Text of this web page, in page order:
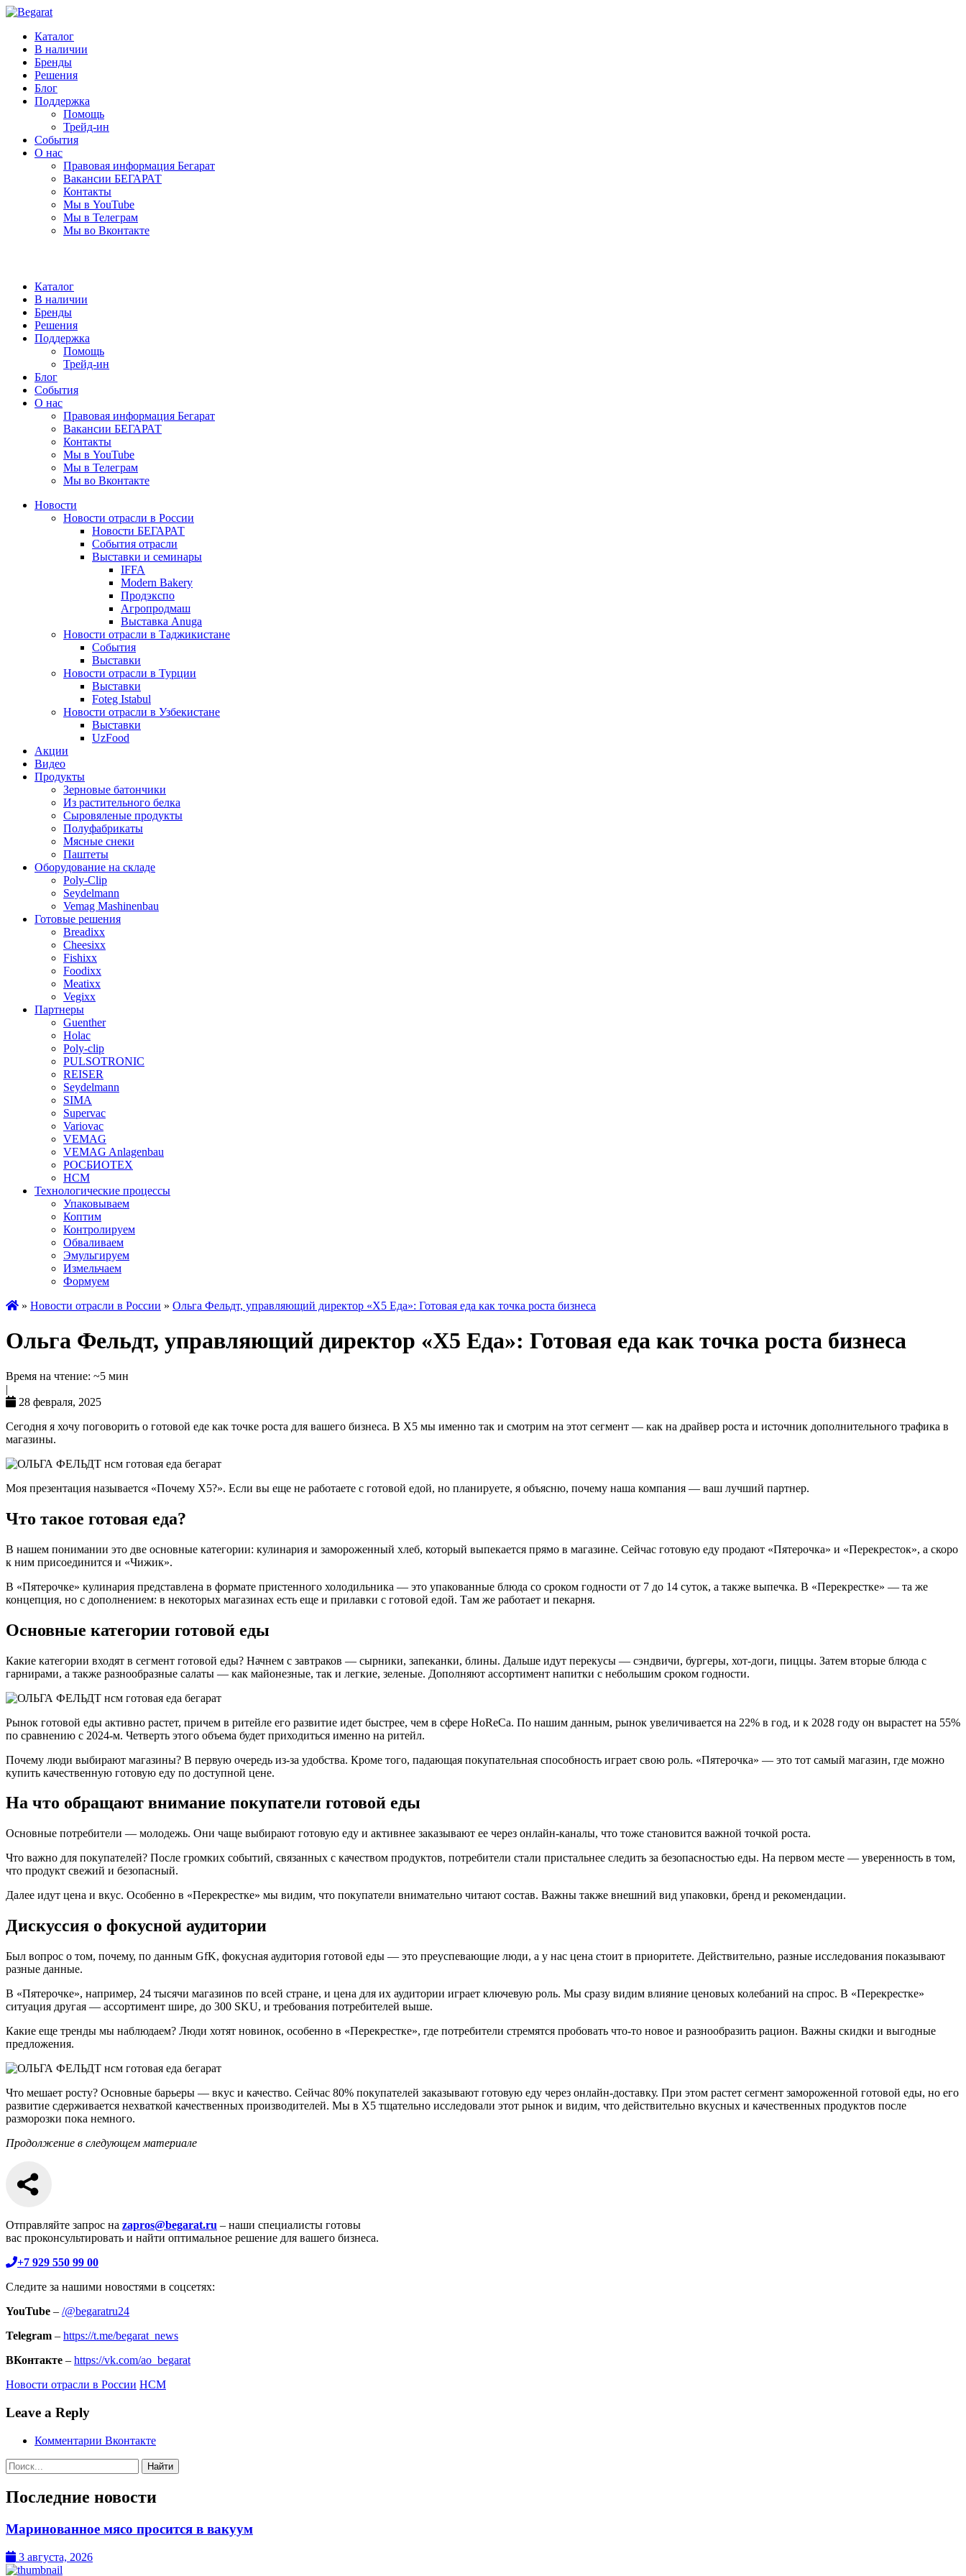
Каталог
В наличии
Бренды
Решения
Блог
Поддержка
Помощь
Трейд-ин
События
О нас
Правовая информация Бегарат
Вакансии БЕГАРАТ
Контакты
Мы в YouTube
Мы в Телеграм
Мы во Вконтакте
Каталог
В наличии
Бренды
Решения
Поддержка
Помощь
Трейд-ин
Блог
События
О нас
Правовая информация Бегарат
Вакансии БЕГАРАТ
Контакты
Мы в YouTube
Мы в Телеграм
Мы во Вконтакте
Новости
Новости отрасли в России
Новости БЕГАРАТ
События отрасли
Выставки и семинары
IFFA
Modern Bakery
Продэкспо
Агропродмаш
Выставка Anuga
Новости отрасли в Таджикистане
События
Выставки
Новости отрасли в Турции
Выставки
Foteg Istabul
Новости отрасли в Узбекистане
Выставки
UzFood
Акции
Видео
Продукты
Зерновые батончики
Из растительного белка
Сыровяленые продукты
Полуфабрикаты
Мясные снеки
Паштеты
Оборудование на складе
Poly-Clip
Seydelmann
Vemag Mashinenbau
Готовые решения
Breadixx
Cheesixx
Fishixx
Foodixx
Meatixx
Vegixx
Партнеры
Guenther
Holac
Poly-clip
PULSOTRONIC
REISER
Seydelmann
SIMA
Supervac
Variovac
VEMAG
VEMAG Anlagenbau
РОСБИОТЕХ
НСМ
Технологические процессы
Упаковываем
Коптим
Контролируем
Обваливаем
Эмульгируем
Измельчаем
Формуем
» Новости отрасли в России » Ольга Фельдт, управляющий директор «Х5 Еда»: Готовая еда как точка роста бизнеса
Ольга Фельдт, управляющий директор «Х5 Еда»: Готовая еда как точка роста бизнеса
Время на чтение: ~5 мин
|
28 февраля, 2025
Сегодня я хочу поговорить о готовой еде как точке роста для вашего бизнеса. В X5 мы именно так и смотрим на этот сегмент — как на драйвер роста и источник дополнительного трафика в
магазины.
Моя презентация называется «Почему X5?». Если вы еще не работаете с готовой едой, но планируете, я объясню, почему наша компания — ваш лучший партнер.
Что такое готовая еда?
В нашем понимании это две основные категории: кулинария и замороженный хлеб, который выпекается прямо в магазине. Сейчас готовую еду продают «Пятерочка» и «Перекресток», а скоро
к ним присоединится и «Чижик».
В «Пятерочке» кулинария представлена в формате пристенного холодильника — это упакованные блюда со сроком годности от 7 до 14 суток, а также выпечка. В «Перекрестке» — та же
концепция, но с дополнением: в некоторых магазинах есть еще и прилавки с готовой едой. Там же работает и пекарня.
Основные категории готовой еды
Какие категории входят в сегмент готовой еды? Начнем с завтраков — сырники, запеканки, блины. Дальше идут перекусы — сэндвичи, бургеры, хот-доги, пиццы. Затем вторые блюда с
гарнирами, а также разнообразные салаты — как майонезные, так и легкие, зеленые. Дополняют ассортимент напитки с небольшим сроком годности.
Рынок готовой еды активно растет, причем в ритейле его развитие идет быстрее, чем в сфере HoReCa. По нашим данным, рынок увеличивается на 22% в год, и к 2028 году он вырастет на 55%
по сравнению с 2024-м. Четверть этого объема будет приходиться именно на ритейл.
Почему люди выбирают магазины? В первую очередь из-за удобства. Кроме того, падающая покупательная способность играет свою роль. «Пятерочка» — это тот самый магазин, где можно
купить качественную готовую еду по доступной цене.
На что обращают внимание покупатели готовой еды
Основные потребители — молодежь. Они чаще выбирают готовую еду и активнее заказывают ее через онлайн-каналы, что тоже становится важной точкой роста.
Что важно для покупателей? После громких событий, связанных с качеством продуктов, потребители стали пристальнее следить за безопасностью еды. На первом месте — уверенность в том,
что продукт свежий и безопасный.
Далее идут цена и вкус. Особенно в «Перекрестке» мы видим, что покупатели внимательно читают состав. Важны также внешний вид упаковки, бренд и рекомендации.
Дискуссия о фокусной аудитории
Был вопрос о том, почему, по данным GfK, фокусная аудитория готовой еды — это преуспевающие люди, а у нас цена стоит в приоритете. Действительно, разные исследования показывают
разные данные.
В «Пятерочке», например, 24 тысячи магазинов по всей стране, и цена для их аудитории играет ключевую роль. Мы сразу видим влияние ценовых колебаний на спрос. В «Перекрестке»
ситуация другая — ассортимент шире, до 300 SKU, и требования потребителей выше.
Какие еще тренды мы наблюдаем? Люди хотят новинок, особенно в «Перекрестке», где потребители стремятся пробовать что-то новое и разнообразить рацион. Важны скидки и выгодные
предложения.
Что мешает росту? Основные барьеры — вкус и качество. Сейчас 80% покупателей заказывают готовую еду через онлайн-доставку. При этом растет сегмент замороженной готовой еды, но его
развитие сдерживается нехваткой качественных производителей. Мы в X5 тщательно исследовали этот рынок и видим, что действительно вкусных и качественных продуктов после
разморозки пока немного.
Продолжение в следующем материале
Отправляйте запрос на zapros@begarat.ru – наши специалисты готовы
вас проконсультировать и найти оптимальное решение для вашего бизнеса.
+7 929 550 99 00
Следите за нашими новостями в соцсетях:
YouTube – /@begaratru24
Telegram – https://t.me/begarat_news
ВКонтакте – https://vk.com/ao_begarat
Новости отрасли в России НСМ
Leave a Reply
Комментарии Вконтакте
Поиск:
Последние новости
Маринованное мясо просится в вакуум
3 августа, 2026